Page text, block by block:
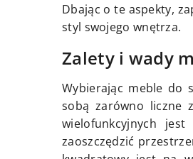
Dbając o te aspekty,
styl swojego wnętrza.
Zalety i wady
Wybierając meble do
sobą zarówno liczne
wielofunkcyjnych
zaoszczędzić